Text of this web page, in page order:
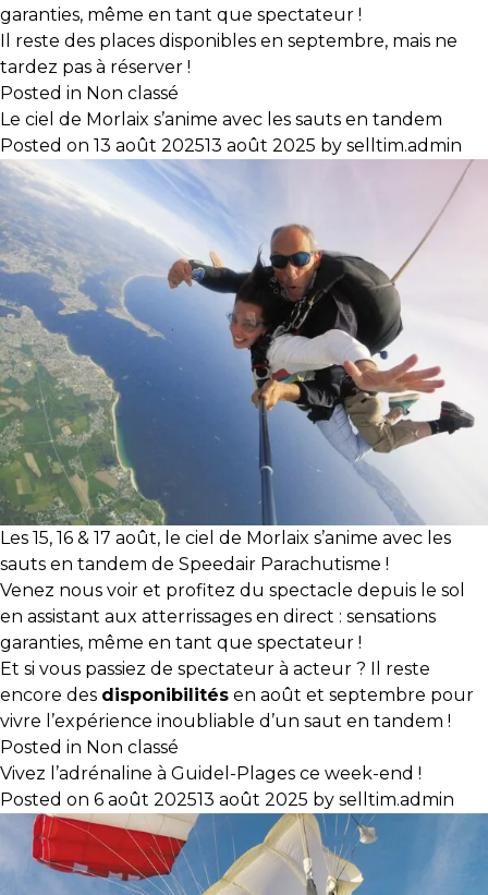
garanties, même en tant que spectateur !
Il reste des places disponibles en septembre, mais ne
tardez pas à réserver !
Posted in Non classé
Le ciel de Morlaix s’anime avec les sauts en tandem
Posted on 13 août 202513 août 2025 by selltim.admin
Les 15, 16 & 17 août, le ciel de Morlaix s’anime avec les
sauts en tandem de Speedair Parachutisme !
Venez nous voir et profitez du spectacle depuis le sol
en assistant aux atterrissages en direct : sensations
garanties, même en tant que spectateur !
Et si vous passiez de spectateur à acteur ? Il reste
encore des disponibilités en août et septembre pour
vivre l’expérience inoubliable d’un saut en tandem !
Posted in Non classé
Vivez l’adrénaline à Guidel-Plages ce week-end !
Posted on 6 août 202513 août 2025 by selltim.admin